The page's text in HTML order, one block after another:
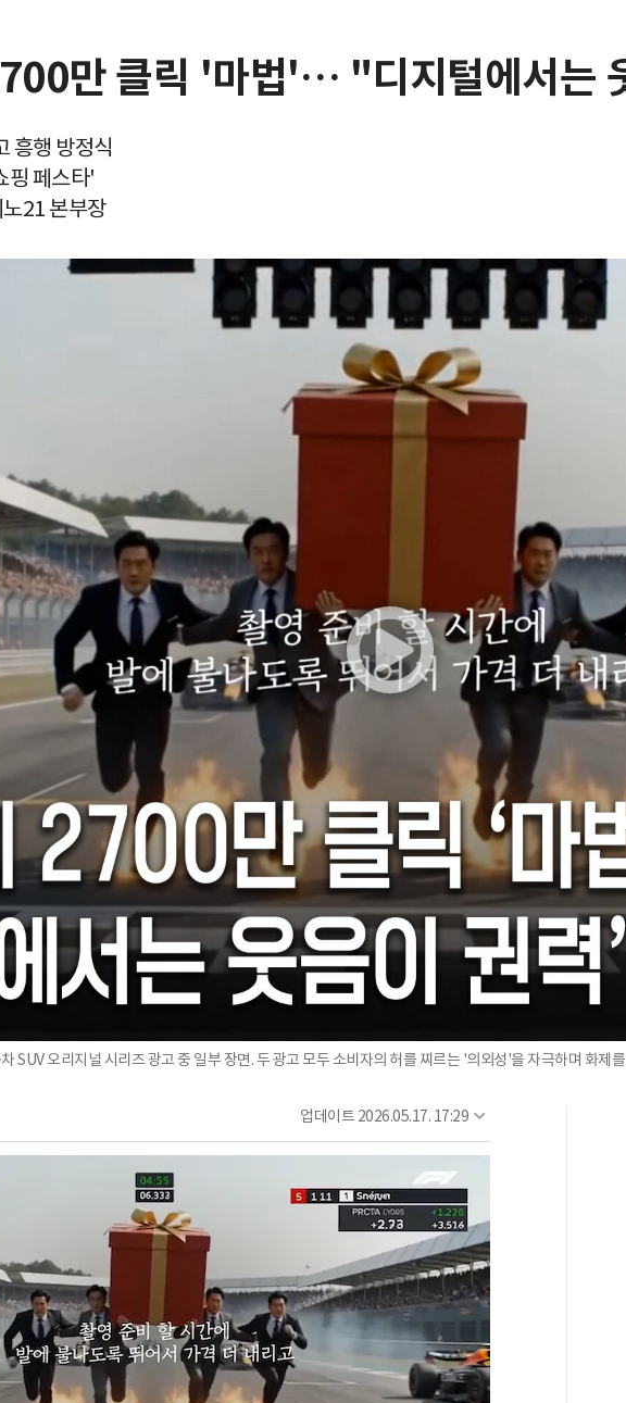
만 클릭 '마법'… "디지털에서는
흥행 방정식
핑 페스타'
21 본부장
SUV 오리지널 시리즈 광고 중 일부 장면. 두 광고 모두 소비자의 허를 찌르는 '의외성'을 자극하며 화제
업데이트 2026.05.17. 17:29